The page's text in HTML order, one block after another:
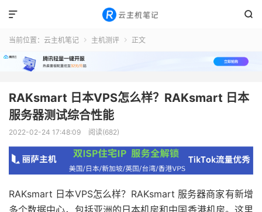


当前位置： 云主机笔记  主机测评  正文
RAKsmart 日本VPS怎么样？RAKsmart 日本
服务器测试综合性能
2022-02-24 17:48:09 阅读(682)
RAKsmart 日本VPS怎么样？RAKsmart 服务器商家有新增